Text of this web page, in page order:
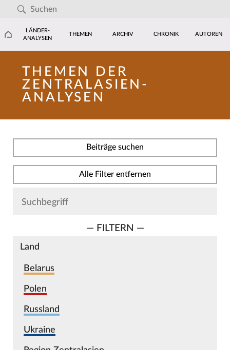
LÄNDER-
ANALYSEN
THEMEN ARCHIV CHRONIK AUTOREN
THEMEN DER
ZENTRALASIEN-
ANALYSEN
Beiträge suchen
Alle Filter entfernen
— FILTERN —
Land
Belarus
Polen
Russland
Ukraine